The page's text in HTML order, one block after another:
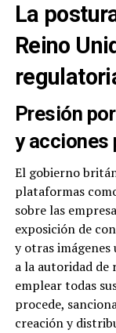
La
Reino
Presión
y acciones
El gobierno
plataformas
sobre las
exposición de
y otras
a la autoridad de
emplear todas
procede,
creación y